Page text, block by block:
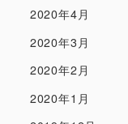
2020年4月
2020年3月
2020年2月
2020年1月